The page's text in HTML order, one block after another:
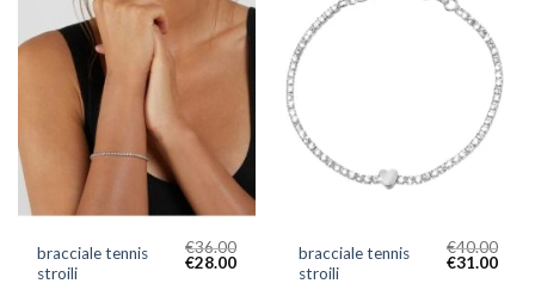
bracciale tennis
stroili
€36.00
€28.00
bracciale tennis
stroili
€40.00
€31.00